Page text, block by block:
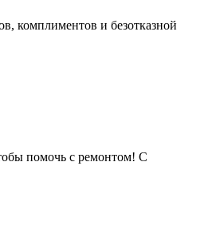
комплиментов и безотказной
помочь с ремонтом! С